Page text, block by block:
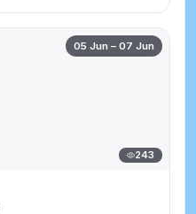
05 Jun – 07 Jun
243